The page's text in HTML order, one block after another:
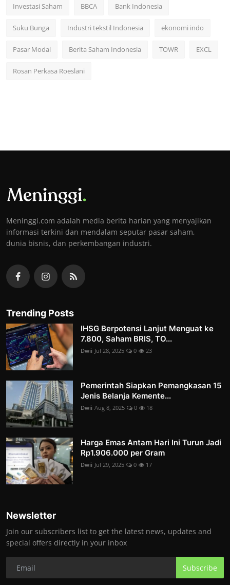
Investasi Saham BBCA Bank Indonesia
Suku Bunga Industri tekstil Indonesia ekonomi indo
Pasar Modal Berita Saham Indonesia TOWR EXCL
Rosan Perkasa Roeslani
Meninggi.com adalah media berita harian yang menyajikan
informasi terkini dan mendalam seputar pasar saham,
dunia bisnis, dan perkembangan industri.
Trending Posts
IHSG Berpotensi Lanjut Menguat ke
7.800, Saham BRIS, TO...
Dwii Jul 28, 2025 0 23
Pemerintah Siapkan Pemangkasan 15
Jenis Belanja Kemente...
Dwii Aug 8, 2025 0 18
Harga Emas Antam Hari Ini Turun Jadi
Rp1.906.000 per Gram
Dwii Jul 29, 2025 0 17
Newsletter
Join our subscribers list to get the latest news, updates and
special offers directly in your inbox
Subscribe